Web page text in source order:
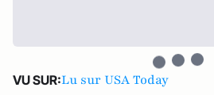
VU SUR:Lu sur USA Today